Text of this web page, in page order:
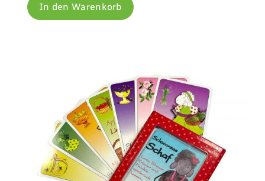
In den Warenkorb